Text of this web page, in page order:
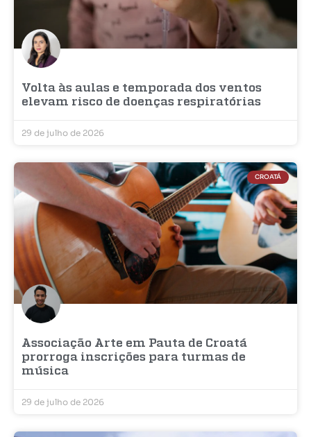
Volta às aulas e temporada dos ventos
elevam risco de doenças respiratórias
29 de julho de 2026
CROATÁ
Associação Arte em Pauta de Croatá
prorroga inscrições para turmas de
música
29 de julho de 2026